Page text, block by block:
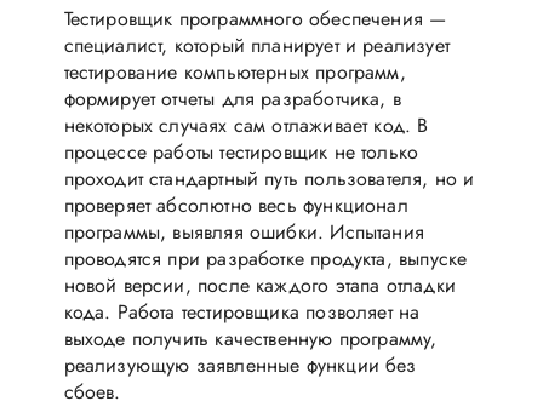
Тестировщик программного обеспечения —
специалист, который планирует и реализует
тестирование компьютерных программ,
формирует отчеты для разработчика, в
некоторых случаях сам отлаживает код. В
процессе работы тестировщик не только
проходит стандартный путь пользователя, но и
проверяет абсолютно весь функционал
программы, выявляя ошибки. Испытания
проводятся при разработке продукта, выпуске
новой версии, после каждого этапа отладки
кода. Работа тестировщика позволяет на
выходе получить качественную программу,
реализующую заявленные функции без
сбоев.